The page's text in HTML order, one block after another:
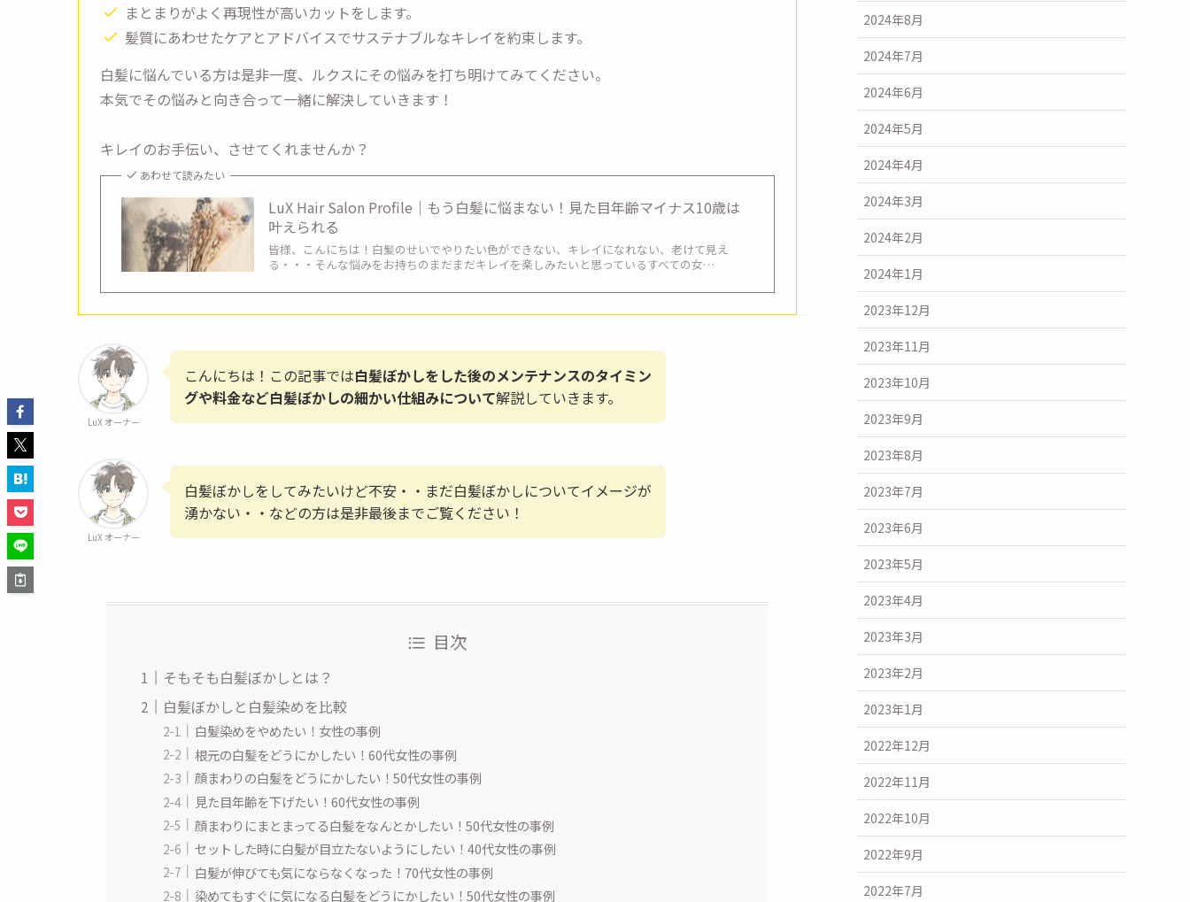
まとまりがよく再現性が高いカットをします。
髪質にあわせたケアとアドバイスでサステナブルなキレイを約束します。
白髪に悩んでいる方は是非一度、ルクスにその悩みを打ち明けてみてください。
本気でその悩みと向き合って一緒に解決していきます！
キレイのお手伝い、させてくれませんか？
あわせて読みたい
LuX Hair Salon Profile｜もう白髪に悩まない！見た目年齢マイナス10歳は
叶えられる
皆様、こんにちは！白髪のせいでやりたい色ができない、キレイになれない、老けて見え
る・・・そんな悩みをお持ちのまだまだキレイを楽しみたいと思っているすべての女…
LuX オーナー
こんにちは！この記事では白髪ぼかしをした後のメンテナンスのタイミン
グや料金など白髪ぼかしの細かい仕組みについて解説していきます。
LuX オーナー
白髪ぼかしをしてみたいけど不安・・まだ白髪ぼかしについてイメージが
湧かない・・などの方は是非最後までご覧ください！
目次
そもそも白髪ぼかしとは？
白髪ぼかしと白髪染めを比較
白髪染めをやめたい！女性の事例
根元の白髪をどうにかしたい！60代女性の事例
顔まわりの白髪をどうにかしたい！50代女性の事例
見た目年齢を下げたい！60代女性の事例
顔まわりにまとまってる白髪をなんとかしたい！50代女性の事例
セットした時に白髪が目立たないようにしたい！40代女性の事例
白髪が伸びても気にならなくなった！70代女性の事例
染めてもすぐに気になる白髪をどうにかしたい！50代女性の事例
2024年8月
2024年7月
2024年6月
2024年5月
2024年4月
2024年3月
2024年2月
2024年1月
2023年12月
2023年11月
2023年10月
2023年9月
2023年8月
2023年7月
2023年6月
2023年5月
2023年4月
2023年3月
2023年2月
2023年1月
2022年12月
2022年11月
2022年10月
2022年9月
2022年7月